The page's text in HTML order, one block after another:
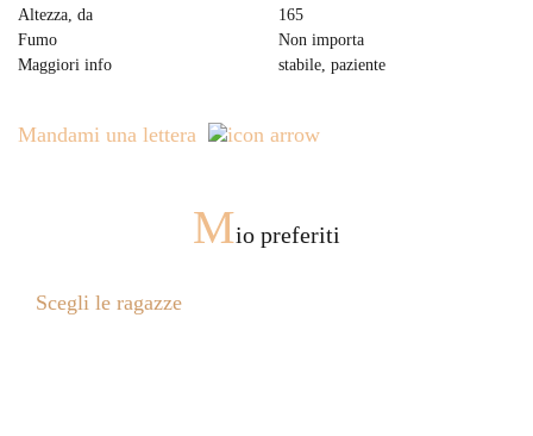
Altezza, da
165
Fumo
Non importa
Maggiori info
stabile, paziente
Mandami una lettera
Mio preferiti
Scegli le ragazze